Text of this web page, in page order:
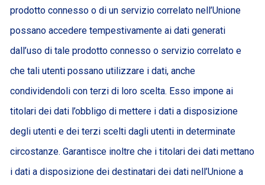
prodotto connesso o di un servizio correlato nell’Unione
possano accedere tempestivamente ai dati generati
dall’uso di tale prodotto connesso o servizio correlato e
che tali utenti possano utilizzare i dati, anche
condividendoli con terzi di loro scelta. Esso impone ai
titolari dei dati l’obbligo di mettere i dati a disposizione
degli utenti e dei terzi scelti dagli utenti in determinate
circostanze. Garantisce inoltre che i titolari dei dati mettano
i dati a disposizione dei destinatari dei dati nell’Unione a